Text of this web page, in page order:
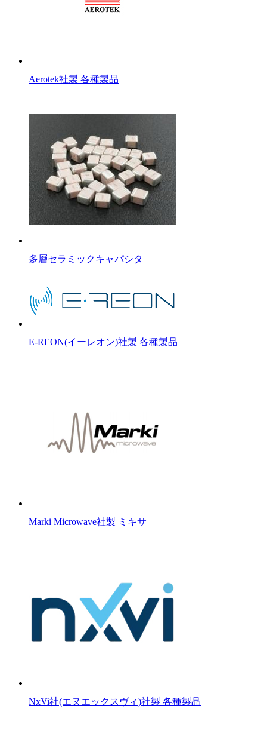
Aerotek社製 各種製品
多層セラミックキャパシタ
E-REON(イーレオン)社製 各種製品
Marki Microwave社製 ミキサ
NxVi社(エヌエックスヴィ)社製 各種製品